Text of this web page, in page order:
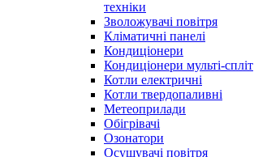
техніки
Зволожувачі повітря
Кліматичні панелі
Кондиціонери
Кондиціонери мульті-спліт
Котли електричні
Котли твердопаливні
Метеоприлади
Обігрівачі
Озонатори
Осушувачі повітря